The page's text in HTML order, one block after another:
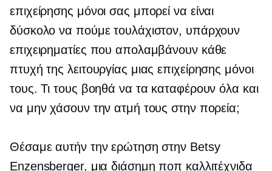
επιχείρησης μόνοι σας μπορεί να είναι
δύσκολο να πούμε τουλάχιστον, υπάρχουν
επιχειρηματίες που απολαμβάνουν κάθε
πτυχή της λειτουργίας μιας επιχείρησης μόνοι
τους. Τι τους βοηθά να τα καταφέρουν όλα και
να μην χάσουν την ατμή τους στην πορεία;
Θέσαμε αυτήν την ερώτηση στην Betsy
Enzensberger, μια διάσημη ποπ καλλιτέχνιδα